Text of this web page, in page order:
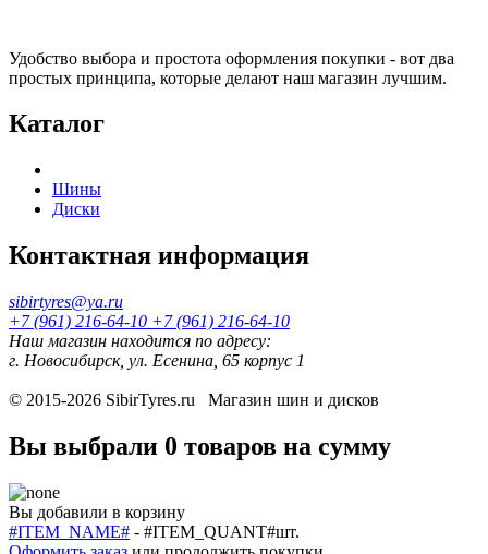
Удобство выбора и простота оформления покупки - вот два
простых принципа, которые делают наш магазин лучшим.
Каталог
Шины
Диски
Контактная информация
sibirtyres@ya.ru
+7 (961) 216-64-10 +7 (961) 216-64-10
Наш магазин находится по адресу:
г. Новосибирск, ул. Есенина, 65 корпус 1
© 2015-2026 SibirTyres.ru Магазин шин и дисков
Вы выбрали 0 товаров на сумму
Вы добавили в корзину
#ITEM_NAME# - #ITEM_QUANT#шт.